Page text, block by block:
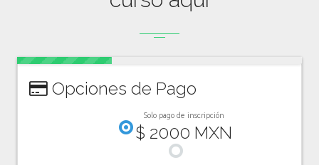
Opciones de Pago
Solo pago de inscripción
$ 2000 MXN